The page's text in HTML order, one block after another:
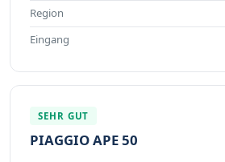
Region
Eingang
SEHR GUT
PIAGGIO APE 50